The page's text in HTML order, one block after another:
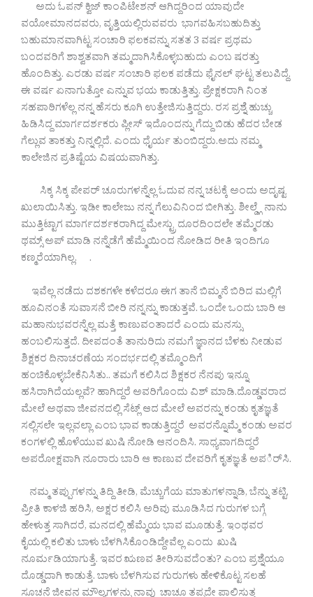
ಅದು ಓಪನ್ ಕ್ವಿಜ್ ಕಾಂಪಿಟೇಶನ್ ಆಗಿದ್ದರಿಂದ ಯಾವುದೇ
ವಯೋಮಾನದವರು, ವೃತ್ತಿಯಲ್ಲಿರುವವರು ಭಾಗವಹಿಸಬಹುದಿತ್ತು
ಬಹುಮಾನವಾಗಿಟ್ಟ ಸಂಚಾರಿ ಫಲಕವನ್ನು ಸತತ 3 ವರ್ಷ ಪ್ರಥಮ
ಬಂದವರಿಗೆ ಶಾಶ್ವತವಾಗಿ ತಮ್ಮದಾಗಿಸಿಕೊಳ್ಳಬಹುದು ಎಂಬ ಷರತ್ತು
ಹೊಂದಿತ್ತು. ಎರಡು ವರ್ಷ ಸಂಚಾರಿ ಫಲಕ ಪಡೆದು ಫೈನಲ್ ಘಟ್ಟ ತಲುಪಿದ್ದೆ.
ಈ ವರ್ಷ ಏನಾಗುತ್ತೋ ಎನ್ನುವ ಭಯ ಕಾಡುತ್ತಿತ್ತು. ಪ್ರೇಕ್ಷಕರಾಗಿ ನಿಂತ
ಸಹಪಾಠಿಗಳೆಲ್ಲ ನನ್ನ ಹೆಸರು ಕೂಗಿ ಉತ್ತೇಜಿಸುತ್ತಿದ್ದರು. ರಸ ಪ್ರಶ್ನೆ ಹುಚ್ಚು
ಹಿಡಿಸಿದ್ದ ಮಾರ್ಗದರ್ಶಕರು ಪ್ಲೀಸ್ ಇದೊಂದನ್ನು ಗೆದ್ದು ಬಿಡು ಹೆದರ ಬೇಡ
ಗೆಲ್ಲುವ ತಾಕತ್ತು ನಿನ್ನಲ್ಲಿದೆ. ಎಂದು ಧೈರ್ಯ ತುಂಬಿದ್ದರು.ಅದು ನಮ್ಮ
ಕಾಲೇಜಿನ ಪ್ರತಿಷ್ಟೆಯ ವಿಷಯವಾಗಿತ್ತು.
ಸಿಕ್ಕ ಸಿಕ್ಕ ಪೇಪರ್ ಚೂರುಗಳನ್ನೆಲ್ಲ ಓದುವ ನನ್ನ ಚಟಕ್ಕೆ ಅಂದು ಅದೃಷ್ಟ
ಖುಲಾಯಿಸಿತ್ತು. ಇಡೀ ಕಾಲೇಜು ನನ್ನ ಗೆಲುವಿನಿಂದ ಬೀಗಿತ್ತು. ಶೀಲ್ಡ್ಗೆ ನಾನು
ಮುತ್ತಿಟ್ಟಾಗ ಮಾರ್ಗದರ್ಶಕರಾಗಿದ್ದ ಮೇಸ್ಟ್ರು ದೂರದಿಂದಲೇ ತಮ್ಮೆರಡು
ಥಮ್ಸ್ ಅಪ್ ಮಾಡಿ ನನ್ನೆಡೆಗೆ ಹೆಮ್ಮೆಯಿಂದ ನೋಡಿದ ರೀತಿ ಇಂದಿಗೂ
ಕಣ್ಮರೆಯಾಗಿಲ್ಲ. .
ಇವೆಲ್ಲ ನಡೆದು ದಶಕಗಳೇ ಕಳೆದರೂ ಈಗ ತಾನೆ ಬಿಮ್ಮನೆ ಬಿರಿದ ಮಲ್ಲಿಗೆ
ಹೂವಿನಂತೆ ಸುವಾಸನೆ ಬೀರಿ ನನ್ನನ್ನು ಕಾಡುತ್ತವೆ. ಒಂದೇ ಒಂದು ಬಾರಿ ಆ
ಮಹಾನುಭವರನ್ನೆಲ್ಲ ಮತ್ತೆ ಕಾಣುವಂತಾದರೆ ಎಂದು ಮನಸ್ಸು
ಹಂಬಲಿಸುತ್ತದೆ. ದೀಪದಂತೆ ತಾನುರಿದು ನಮಗೆ ಜ್ಞಾನದ ಬೆಳಕು ನೀಡುವ
ಶಿಕ್ಷಕರ ದಿನಾಚರಣೆಯ ಸಂದರ್ಭದಲ್ಲಿ ತಮ್ಮೊಂದಿಗೆ
ಹಂಚಿಕೊಳ್ಳಬೇಕೆನಿಸಿತು.. ತಮಗೆ ಕಲಿಸಿದ ಶಿಕ್ಷಕರ ನೆನಪು ಇನ್ನೂ
ಹಸಿರಾಗಿದೆಯಲ್ಲವೆ? ಹಾಗಿದ್ದರೆ ಅವರಿಗೊಂದು ವಿಶ್ ಮಾಡಿ.ದೊಡ್ಡವರಾದ
ಮೇಲೆ ಅಥವಾ ಜೀವನದಲ್ಲಿ ಸೆಟ್ಲ್ ಆದ ಮೇಲೆ ಅವರನ್ನು ಕಂಡು ಕೃತಜ್ಞತೆ
ಸಲ್ಲಿಸಲೇ ಇಲ್ಲವಲ್ಲಾ ಎಂಬ ಭಾವ ಕಾಡುತ್ತಿದ್ದರೆ ಅವರನ್ನೊಮ್ಮೆ ಕಂಡು ಅವರ
ಕಂಗಳಲ್ಲಿ ಹೊಳೆಯುವ ಖುಷಿ ನೋಡಿ ಆನಂದಿಸಿ. ಸಾಧ್ಯವಾಗದಿದ್ದರೆ
ಅಪರೋಕ್ಷವಾಗಿ ನೂರಾರು ಬಾರಿ ಆ ಕಾಣುವ ದೇವರಿಗೆ ಕೃತಜ್ಞತೆ ಅಪರ್ಿಸಿ.
ನಮ್ಮ ತಪ್ಪುಗಳನ್ನು ತಿದ್ದಿ ತೀಡಿ, ಮೆಚ್ಚುಗೆಯ ಮಾತುಗಳನ್ನಾಡಿ, ಬೆನ್ನು ತಟ್ಟಿ,
ಪ್ರೀತಿ ಕಾಳಜಿ ಹರಿಸಿ, ಅಕ್ಷರ ಕಲಿಸಿ ಅರಿವು ಮೂಡಿಸಿದ ಗುರುಗಳ ಬಗ್ಗೆ
ಹೇಳುತ್ತ ಸಾಗಿದರೆ, ಮನದಲ್ಲಿ ಹೆಮ್ಮೆಯ ಭಾವ ಮೂಡುತ್ತೆ. ಇಂಥವರ
ಕೈಯಲ್ಲಿ ಕಲಿತು ಬಾಳು ಬೆಳಗಿಸಿಕೊಂಡಿದ್ದೇವೆಲ್ಲ ಎಂದು ಖುಷಿ
ನೂರ್ಮಡಿಯಾಗುತ್ತೆ. ಇವರ ಋಣವ ತೀರಿಸುವದೆಂತು? ಎಂಬ ಪ್ರಶ್ನೆಯೂ
ದೊಡ್ಡದಾಗಿ ಕಾಡುತ್ತೆ. ಬಾಳು ಬೆಳಗಿಸುವ ಗುರುಗಳು ಹೇಳಿಕೊಟ್ಟ ಸಲಹೆ